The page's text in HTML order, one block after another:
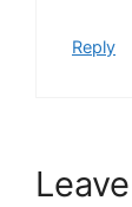
Reply